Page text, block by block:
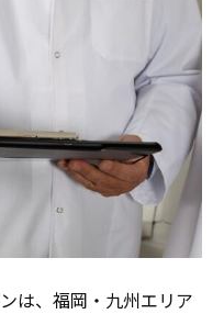
は、福岡・九州エリア